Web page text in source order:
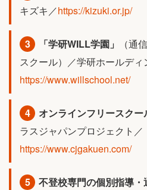
キズキ／https://kizuki.or.jp/
3 「学研WILL学園」
（通
スクール）／学研ホールディ
https://www.willschool.net/
4 オンラインフリースクー
ラスジャパンプロジェクト／
https://www.cjgakuen.com/
5 不登校専門の個別指導